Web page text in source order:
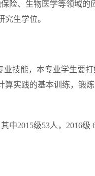
、生物医学等领域的
生学位。
技能，本专业学生要
实践的基本训练，锻
中201 5级53人，2016级